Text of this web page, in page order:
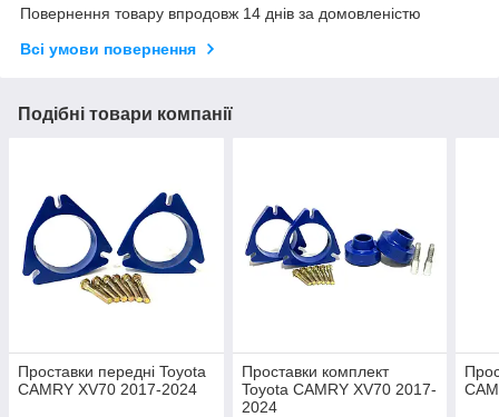
Повернення товару впродовж 14 днів за домовленістю
Всі умови повернення
Подібні товари компанії
Проставки передні Toyota
CAMRY XV70 2017-2024
Проставки комплект
Toyota CAMRY XV70 2017-
2024